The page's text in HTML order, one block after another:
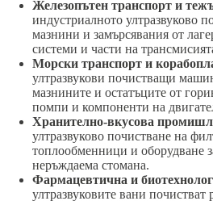
Железопътен транспорт и
индустриалното ултразвуково
мазнини и замърсявания от
системи и части на
Морски транспорт и
ултразвукови почистващи
мазнините и остатъците от
помпи и компоненти на
Хранително-вкусова
ултразвуково почистване на
топлообменници и оборудване
неръждаема стомана.
Фармацевтична и
ултразвуковите вани почистват